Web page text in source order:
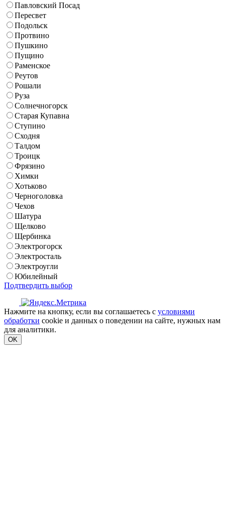
Павловский Посад
Пересвет
Подольск
Протвино
Пушкино
Пущино
Раменское
Реутов
Рошали
Руза
Солнечногорск
Старая Купавна
Ступино
Сходня
Талдом
Троицк
Фрязино
Химки
Хотьково
Черноголовка
Чехов
Шатура
Щелково
Щербинка
Электрогорск
Электросталь
Электроугли
Юбилейный
Подтвердить выбор
Нажмите на кнопку, если вы соглашаетесь с условиями
обработки cookie и данных о поведении на сайте, нужных нам
для аналитики.
OK